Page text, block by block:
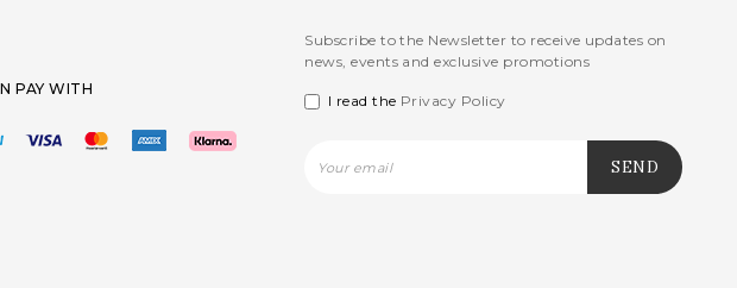
PAY WITH
Subscribe to the Newsletter to receive updates on
news, events and exclusive promotions
I read the Privacy Policy